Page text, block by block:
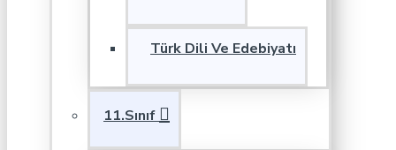
Türk Dili Ve Edebiyatı
11.Sınıf